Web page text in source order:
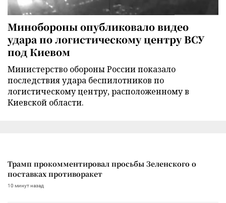
Минобороны опубликовало видео
удара по логистическому центру ВСУ
под Киевом
Министерство обороны России показало
последствия удара беспилотников по
логистическому центру, расположенному в
Киевской области.
Трамп прокомментировал просьбы Зеленского о
поставках противоракет
10 минут назад